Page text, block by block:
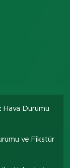
Hava Durumu
ve Fikstür